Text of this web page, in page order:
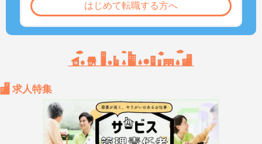
はじめて転職する方へ
求人特集